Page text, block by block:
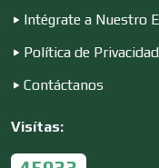
Copiadoras
Cortinas,
Intégrate a Nuestro
Política de Privacidad
Contáctanos
Visítas: